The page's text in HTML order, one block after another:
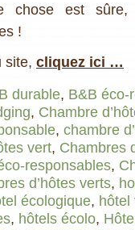
chose est sûre,
!
site, cliquez ici …
durable, B&B éco-
, Chambre
, chambre
vert, Chambres
responsables,
d’hôtes verts,
écologique, hôtel
, hôtels écolo,